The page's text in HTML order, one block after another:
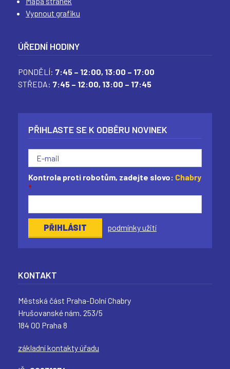
Vypnout grafiku
ÚŘEDNÍ HODINY
PONDĚLÍ: 7:45 – 12:00, 13:00 – 17:00
STŘEDA: 7:45 – 12:00, 13:00 – 17:45
PŘIHLASTE SE K ODBĚRU NOVINEK
Kontrola proti robotům, zadejte slovo: Chabry
*
podmínky užití
KONTAKT
Městská část Praha-Dolní Chabry
Hrušovanské nám. 253/5
184 00 Praha 8
základní kontakty úřadu